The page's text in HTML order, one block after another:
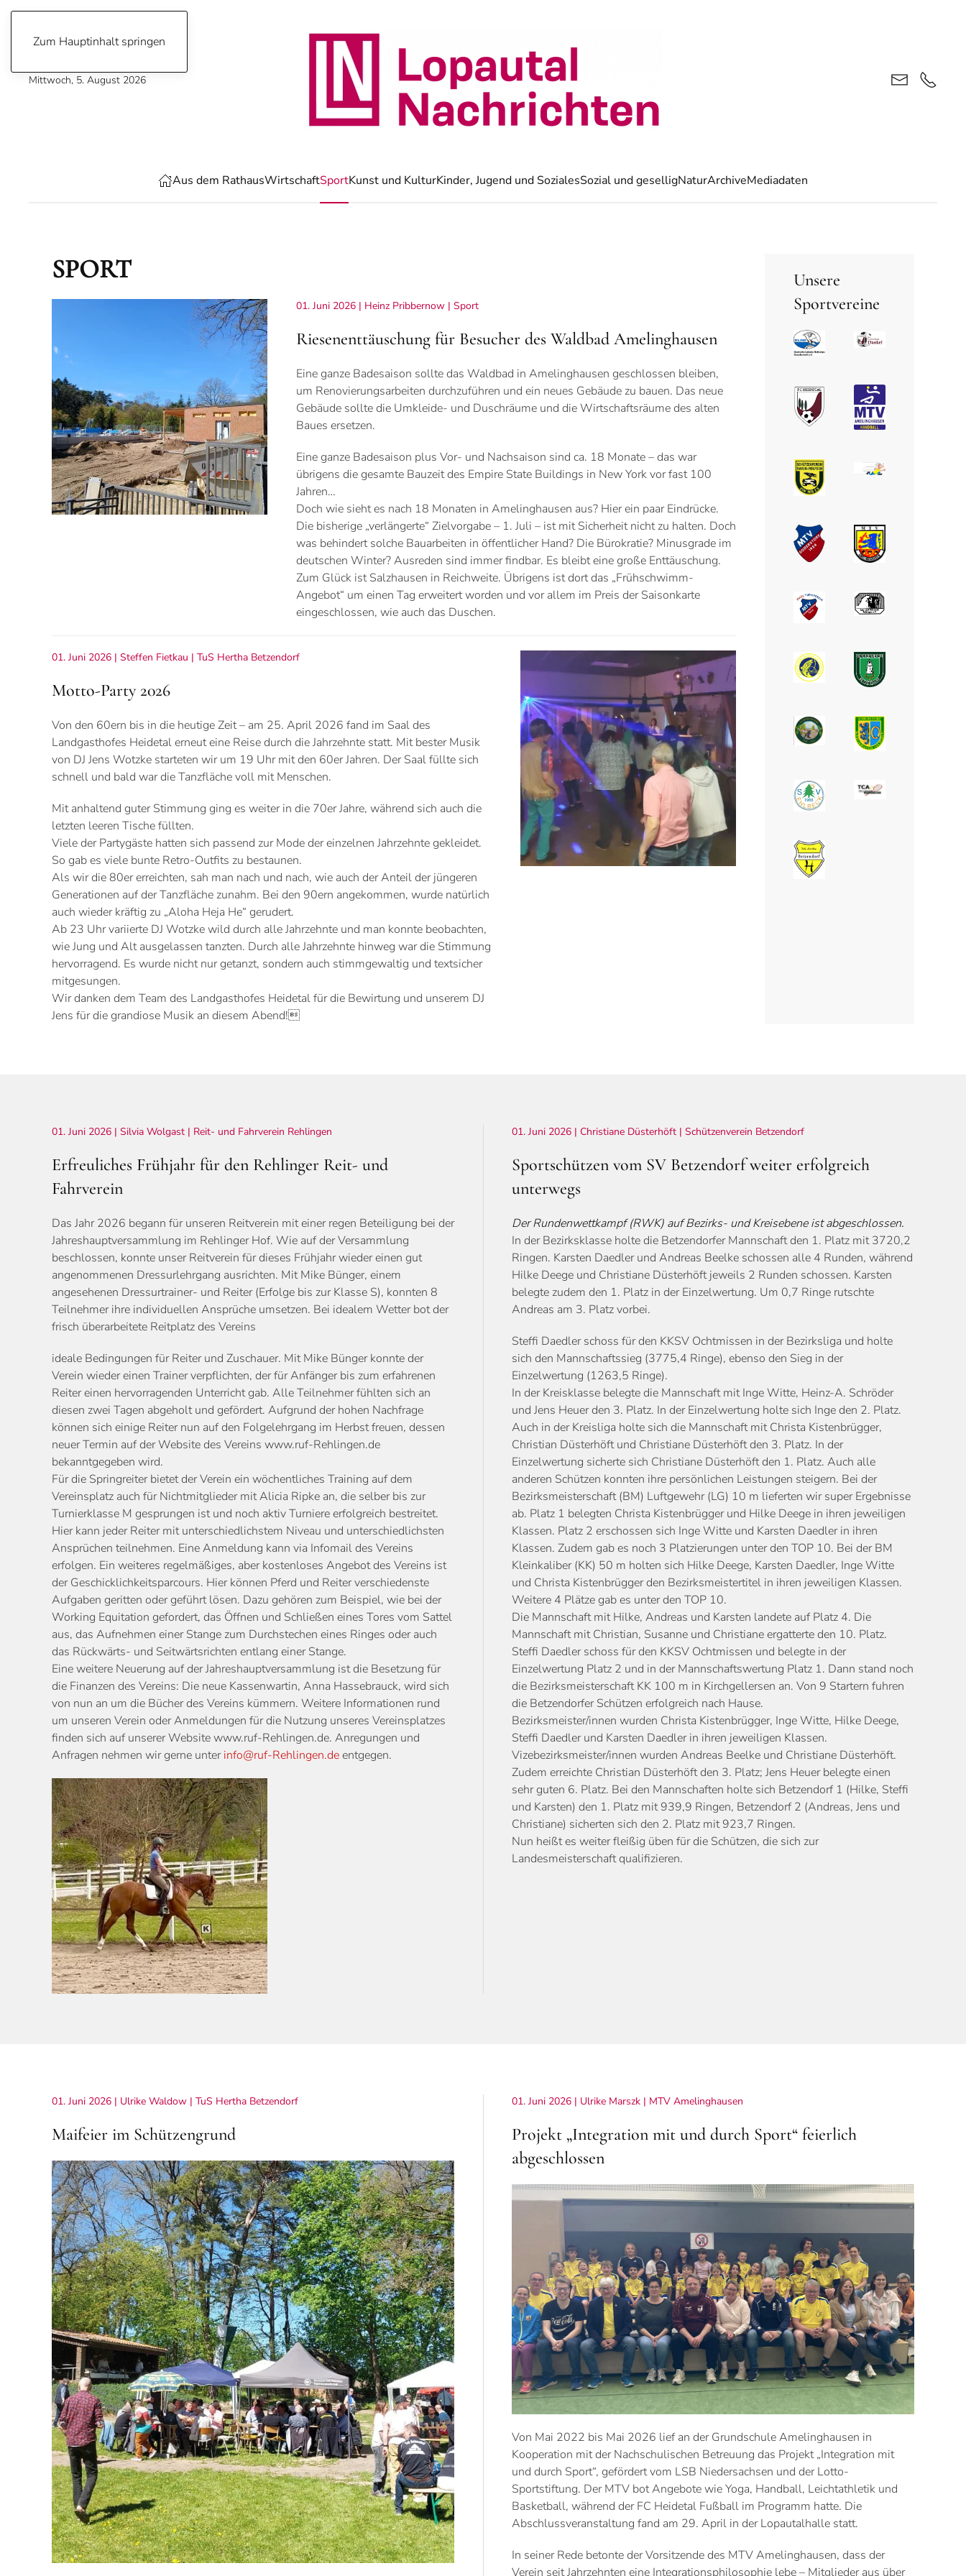
Zum Hauptinhalt springen
Mittwoch, 5. August 2026
Aus dem RathausWirtschaftSportKunst und KulturKinder, Jugend und SozialesSozial und geselligNaturArchiveMediadaten
SPORT
01. Juni 2026 | Heinz Pribbernow | Sport
Riesenenttäuschung für Besucher des Waldbad Amelinghausen
Eine ganze Badesaison sollte das Waldbad in Amelinghausen geschlossen bleiben,
um Renovierungsarbeiten durchzuführen und ein neues Gebäude zu bauen. Das neue
Gebäude sollte die Umkleide- und Duschräume und die Wirtschaftsräume des alten
Baues ersetzen.
Eine ganze Badesaison plus Vor- und Nachsaison sind ca. 18 Monate – das war
übrigens die gesamte Bauzeit des Empire State Buildings in New York vor fast 100
Jahren…
Doch wie sieht es nach 18 Monaten in Amelinghausen aus? Hier ein paar Eindrücke.
Die bisherige „verlängerte“ Zielvorgabe – 1. Juli – ist mit Sicherheit nicht zu halten. Doch
was behindert solche Bauarbeiten in öffentlicher Hand? Die Bürokratie? Minusgrade im
deutschen Winter? Ausreden sind immer findbar. Es bleibt eine große Enttäuschung.
Zum Glück ist Salzhausen in Reichweite. Übrigens ist dort das „Frühschwimm-
Angebot“ um einen Tag erweitert worden und vor allem im Preis der Saisonkarte
eingeschlossen, wie auch das Duschen.
01. Juni 2026 | Steffen Fietkau | TuS Hertha Betzendorf
Motto-Party 2026
Von den 60ern bis in die heutige Zeit – am 25. April 2026 fand im Saal des
Landgasthofes Heidetal erneut eine Reise durch die Jahrzehnte statt. Mit bester Musik
von DJ Jens Wotzke starteten wir um 19 Uhr mit den 60er Jahren. Der Saal füllte sich
schnell und bald war die Tanzfläche voll mit Menschen.
Mit anhaltend guter Stimmung ging es weiter in die 70er Jahre, während sich auch die
letzten leeren Tische füllten.
Viele der Partygäste hatten sich passend zur Mode der einzelnen Jahrzehnte gekleidet.
So gab es viele bunte Retro-Outfits zu bestaunen.
Als wir die 80er erreichten, sah man nach und nach, wie auch der Anteil der jüngeren
Generationen auf der Tanzfläche zunahm. Bei den 90ern angekommen, wurde natürlich
auch wieder kräftig zu „Aloha Heja He“ gerudert.
Ab 23 Uhr variierte DJ Wotzke wild durch alle Jahrzehnte und man konnte beobachten,
wie Jung und Alt ausgelassen tanzten. Durch alle Jahrzehnte hinweg war die Stimmung
hervorragend. Es wurde nicht nur getanzt, sondern auch stimmgewaltig und textsicher
mitgesungen.
Wir danken dem Team des Landgasthofes Heidetal für die Bewirtung und unserem DJ
Jens für die grandiose Musik an diesem Abend!
Unsere
Sportvereine
01. Juni 2026 | Silvia Wolgast | Reit- und Fahrverein Rehlingen
Erfreuliches Frühjahr für den Rehlinger Reit- und
Fahrverein
Das Jahr 2026 begann für unseren Reitverein mit einer regen Beteiligung bei der
Jahreshauptversammlung im Rehlinger Hof. Wie auf der Versammlung
beschlossen, konnte unser Reitverein für dieses Frühjahr wieder einen gut
angenommenen Dressurlehrgang ausrichten. Mit Mike Bünger, einem
angesehenen Dressurtrainer- und Reiter (Erfolge bis zur Klasse S), konnten 8
Teilnehmer ihre individuellen Ansprüche umsetzen. Bei idealem Wetter bot der
frisch überarbeitete Reitplatz des Vereins
ideale Bedingungen für Reiter und Zuschauer. Mit Mike Bünger konnte der
Verein wieder einen Trainer verpflichten, der für Anfänger bis zum erfahrenen
Reiter einen hervorragenden Unterricht gab. Alle Teilnehmer fühlten sich an
diesen zwei Tagen abgeholt und gefördert. Aufgrund der hohen Nachfrage
können sich einige Reiter nun auf den Folgelehrgang im Herbst freuen, dessen
neuer Termin auf der Website des Vereins www.ruf-Rehlingen.de
bekanntgegeben wird.
Für die Springreiter bietet der Verein ein wöchentliches Training auf dem
Vereinsplatz auch für Nichtmitglieder mit Alicia Ripke an, die selber bis zur
Turnierklasse M gesprungen ist und noch aktiv Turniere erfolgreich bestreitet.
Hier kann jeder Reiter mit unterschiedlichstem Niveau und unterschiedlichsten
Ansprüchen teilnehmen. Eine Anmeldung kann via Infomail des Vereins
erfolgen. Ein weiteres regelmäßiges, aber kostenloses Angebot des Vereins ist
der Geschicklichkeitsparcours. Hier können Pferd und Reiter verschiedenste
Aufgaben geritten oder geführt lösen. Dazu gehören zum Beispiel, wie bei der
Working Equitation gefordert, das Öffnen und Schließen eines Tores vom Sattel
aus, das Aufnehmen einer Stange zum Durchstechen eines Ringes oder auch
das Rückwärts- und Seitwärtsrichten entlang einer Stange.
Eine weitere Neuerung auf der Jahreshauptversammlung ist die Besetzung für
die Finanzen des Vereins: Die neue Kassenwartin, Anna Hassebrauck, wird sich
von nun an um die Bücher des Vereins kümmern. Weitere Informationen rund
um unseren Verein oder Anmeldungen für die Nutzung unseres Vereinsplatzes
finden sich auf unserer Website www.ruf-Rehlingen.de. Anregungen und
Anfragen nehmen wir gerne unterinfo@ruf-Rehlingen.deentgegen.
01. Juni 2026 | Christiane Düsterhöft | Schützenverein Betzendorf
Sportschützen vom SV Betzendorf weiter erfolgreich
unterwegs
Der Rundenwettkampf (RWK) auf Bezirks- und Kreisebene ist abgeschlossen.
In der Bezirksklasse holte die Betzendorfer Mannschaft den 1. Platz mit 3720,2
Ringen. Karsten Daedler und Andreas Beelke schossen alle 4 Runden, während
Hilke Deege und Christiane Düsterhöft jeweils 2 Runden schossen. Karsten
belegte zudem den 1. Platz in der Einzelwertung. Um 0,7 Ringe rutschte
Andreas am 3. Platz vorbei.
Steffi Daedler schoss für den KKSV Ochtmissen in der Bezirksliga und holte
sich den Mannschaftssieg (3775,4 Ringe), ebenso den Sieg in der
Einzelwertung (1263,5 Ringe).
In der Kreisklasse belegte die Mannschaft mit Inge Witte, Heinz-A. Schröder
und Jens Heuer den 3. Platz. In der Einzelwertung holte sich Inge den 2. Platz.
Auch in der Kreisliga holte sich die Mannschaft mit Christa Kistenbrügger,
Christian Düsterhöft und Christiane Düsterhöft den 3. Platz. In der
Einzelwertung sicherte sich Christiane Düsterhöft den 1. Platz. Auch alle
anderen Schützen konnten ihre persönlichen Leistungen steigern. Bei der
Bezirksmeisterschaft (BM) Luftgewehr (LG) 10 m lieferten wir super Ergebnisse
ab. Platz 1 belegten Christa Kistenbrügger und Hilke Deege in ihren jeweiligen
Klassen. Platz 2 erschossen sich Inge Witte und Karsten Daedler in ihren
Klassen. Zudem gab es noch 3 Platzierungen unter den TOP 10. Bei der BM
Kleinkaliber (KK) 50 m holten sich Hilke Deege, Karsten Daedler, Inge Witte
und Christa Kistenbrügger den Bezirksmeistertitel in ihren jeweiligen Klassen.
Weitere 4 Plätze gab es unter den TOP 10.
Die Mannschaft mit Hilke, Andreas und Karsten landete auf Platz 4. Die
Mannschaft mit Christian, Susanne und Christiane ergatterte den 10. Platz.
Steffi Daedler schoss für den KKSV Ochtmissen und belegte in der
Einzelwertung Platz 2 und in der Mannschaftswertung Platz 1. Dann stand noch
die Bezirksmeisterschaft KK 100 m in Kirchgellersen an. Von 9 Startern fuhren
die Betzendorfer Schützen erfolgreich nach Hause.
Bezirksmeister/innen wurden Christa Kistenbrügger, Inge Witte, Hilke Deege,
Steffi Daedler und Karsten Daedler in ihren jeweiligen Klassen.
Vizebezirksmeister/innen wurden Andreas Beelke und Christiane Düsterhöft.
Zudem erreichte Christian Düsterhöft den 3. Platz; Jens Heuer belegte einen
sehr guten 6. Platz. Bei den Mannschaften holte sich Betzendorf 1 (Hilke, Steffi
und Karsten) den 1. Platz mit 939,9 Ringen, Betzendorf 2 (Andreas, Jens und
Christiane) sicherten sich den 2. Platz mit 923,7 Ringen.
Nun heißt es weiter fleißig üben für die Schützen, die sich zur
Landesmeisterschaft qualifizieren.
01. Juni 2026 | Ulrike Waldow | TuS Hertha Betzendorf
Maifeier im Schützengrund
01. Juni 2026 | Ulrike Marszk | MTV Amelinghausen
Projekt „Integration mit und durch Sport“ feierlich
abgeschlossen
Von Mai 2022 bis Mai 2026 lief an der Grundschule Amelinghausen in
Kooperation mit der Nachschulischen Betreuung das Projekt „Integration mit
und durch Sport“, gefördert vom LSB Niedersachsen und der Lotto-
Sportstiftung. Der MTV bot Angebote wie Yoga, Handball, Leichtathletik und
Basketball, während der FC Heidetal Fußball im Programm hatte. Die
Abschlussveranstaltung fand am 29. April in der Lopautalhalle statt.
In seiner Rede betonte der Vorsitzende des MTV Amelinghausen, dass der
Verein seit Jahrzehnten eine Integrationsphilosophie lebe – Mitglieder aus über